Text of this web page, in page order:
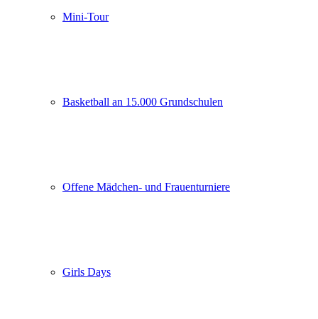
Mini-Tour
Basketball an 15.000 Grundschulen
Offene Mädchen- und Frauenturniere
Girls Days